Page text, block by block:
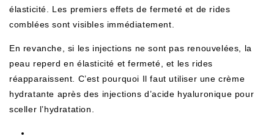
élasticité. Les premiers effets de fermeté et de rides
comblées sont visibles immédiatement.
En revanche, si les injections ne sont pas renouvelées, la
peau reperd en élasticité et fermeté, et les rides
réapparaissent.
C’est pourquoi Il faut utiliser une crème
hydratante après des injections d’acide hyaluronique pour
sceller l’hydratation.